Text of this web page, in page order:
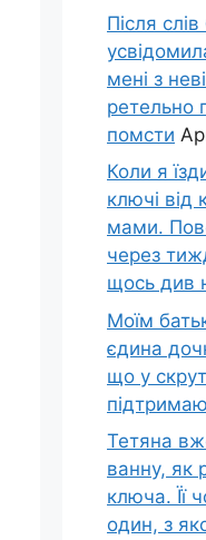
Після
мені з
ретельно
помсти
Коли я
ключі від
мами.
через
щось див
Моїм
єдина
що у
Тетяна
ванну, як
ключа. Її
один, з